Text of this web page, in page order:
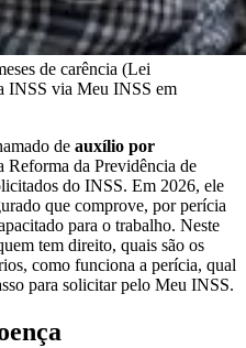
de carência (Lei
INSS via Meu INSS em
de auxílio por
Reforma da Previdência de
do INSS. Em 2026, ele
que comprove, por perícia
para o trabalho. Neste
tem direito, quais são os
como funciona a perícia, qual
para solicitar pelo Meu INSS.